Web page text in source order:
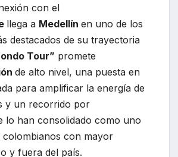
con el
llega a Medellín en uno de los
destacados de su trayectoria
Tour” promete
de alto nivel, una puesta en
para amplificar la energía de
y un recorrido por
lo han consolidado como uno
colombianos con mayor
y fuera del país.